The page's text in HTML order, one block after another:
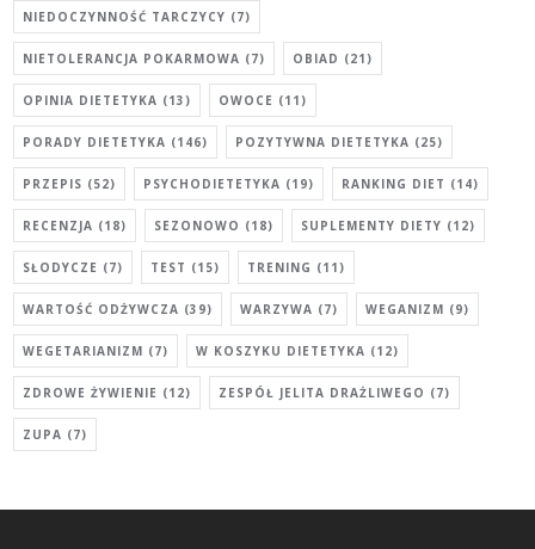
NIEDOCZYNNOŚĆ TARCZYCY (7)
NIETOLERANCJA POKARMOWA (7) OBIAD (21)
OPINIA DIETETYKA (13) OWOCE (11)
PORADY DIETETYKA (146) POZYTYWNA DIETETYKA (25)
PRZEPIS (52) PSYCHODIETETYKA (19) RANKING DIET (14)
RECENZJA (18) SEZONOWO (18) SUPLEMENTY DIETY (12)
SŁODYCZE (7) TEST (15) TRENING (11)
WARTOŚĆ ODŻYWCZA (39) WARZYWA (7) WEGANIZM (9)
WEGETARIANIZM (7) W KOSZYKU DIETETYKA (12)
ZDROWE ŻYWIENIE (12) ZESPÓŁ JELITA DRAŻLIWEGO (7)
ZUPA (7)